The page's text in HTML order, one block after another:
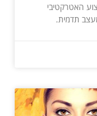
האטרקטיבי
תדמית.